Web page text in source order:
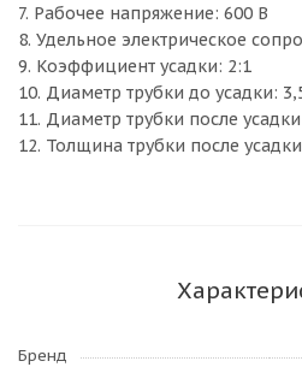
7. Рабочее напряжение: 600 В
8. Удельное электрическое
9. Коэффициент усадки: 2:1
10. Диаметр трубки до усадки:
11. Диаметр трубки после
12. Толщина трубки после
Бренд